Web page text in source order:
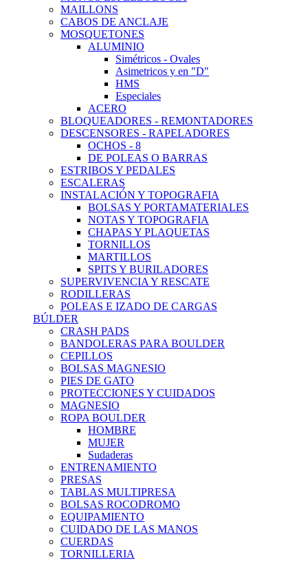
MAILLONS
CABOS DE ANCLAJE
MOSQUETONES
ALUMINIO
Simétricos - Ovales
Asimetricos y en "D"
HMS
Especiales
ACERO
BLOQUEADORES - REMONTADORES
DESCENSORES - RAPELADORES
OCHOS - 8
DE POLEAS O BARRAS
ESTRIBOS Y PEDALES
ESCALERAS
INSTALACIÓN Y TOPOGRAFIA
BOLSAS Y PORTAMATERIALES
NOTAS Y TOPOGRAFIA
CHAPAS Y PLAQUETAS
TORNILLOS
MARTILLOS
SPITS Y BURILADORES
SUPERVIVENCIA Y RESCATE
RODILLERAS
POLEAS E IZADO DE CARGAS
BÚLDER
CRASH PADS
BANDOLERAS PARA BOULDER
CEPILLOS
BOLSAS MAGNESIO
PIES DE GATO
PROTECCIONES Y CUIDADOS
MAGNESIO
ROPA BOULDER
HOMBRE
MUJER
Sudaderas
ENTRENAMIENTO
PRESAS
TABLAS MULTIPRESA
BOLSAS ROCODROMO
EQUIPAMIENTO
CUIDADO DE LAS MANOS
CUERDAS
TORNILLERIA